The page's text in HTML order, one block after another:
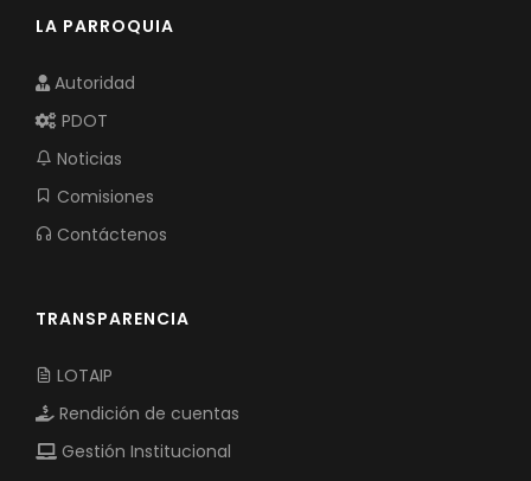
LA PARROQUIA
Autoridad
PDOT
Noticias
Comisiones
Contáctenos
TRANSPARENCIA
LOTAIP
Rendición de cuentas
Gestión Institucional